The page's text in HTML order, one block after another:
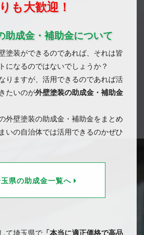
りも大歓迎！
助成金・補助金について
塗装ができるのであれば、それは皆
になるのではないでしょうか？
りますが、活用できるのであれば活
たいのが外壁塗装の助成金・補助金
外壁塗装の助成金・補助金をまとめ
いの自治体では活用できるのかぜひ
県の助成金一覧へ
て埼玉県で 「本当に適正価格で高品